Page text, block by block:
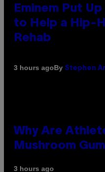
Eminem Put
to Help a Hip-
Rehab
3 hours agoBy Stephen
Why Are
Mushroom
3 hours ago